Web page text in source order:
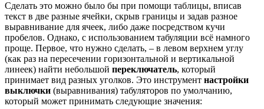
Сделать это можно было бы при помощи таблицы, вписав
текст в две разные ячейки, скрыв границы и задав разное
выравнивание для ячеек, либо даже посредством кучи
пробелов. Однако, с использованием табуляции всё намного
проще. Первое, что нужно сделать, – в левом верхнем углу
(как раз на пересечении горизонтальной и вертикальной
линеек) найти небольшой переключатель, который
принимает вид разных уголков. Это инструмент настройки
выключки (выравнивания) табуляторов по умолчанию,
который может принимать следующие значения: